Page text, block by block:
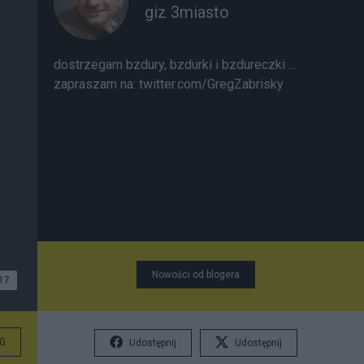
17
giz 3miasto
dostrzegam bzdury, bzdurki i bzdureczki ...
zapraszam na: twitter.com/GregZabrisky
Nowości od blogera
Udostępnij Udostępnij